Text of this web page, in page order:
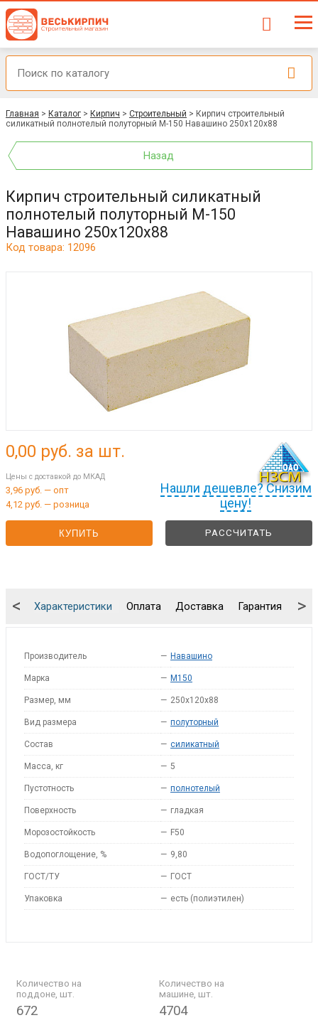
Главная > Каталог > Кирпич > Строительный > Кирпич строительный
силикатный полнотелый полуторный М-150 Навашино 250x120x88
Назад
Кирпич строительный силикатный
полнотелый полуторный М-150
Навашино 250x120x88
Код товара: 12096
Нашли дешевле? Снизим
цену!
0,00 руб. за шт.
Цены с доставкой до МКАД
3,96 руб. — опт
4,12 руб. — розница
КУПИТЬ РАССЧИТАТЬ
Характеристики Оплата Доставка Гарантия
< >
Производитель — Навашино
Марка — M150
Размер, мм — 250x120x88
Вид размера — полуторный
Состав — силикатный
Масса, кг — 5
Пустотность — полнотелый
Поверхность — гладкая
Морозостойкость — F50
Водопоглощение, % — 9,80
ГОСТ/ТУ — ГОСТ
Упаковка — есть (полиэтилен)
Количество на
поддоне, шт.
672
Количество на
машине, шт.
4704